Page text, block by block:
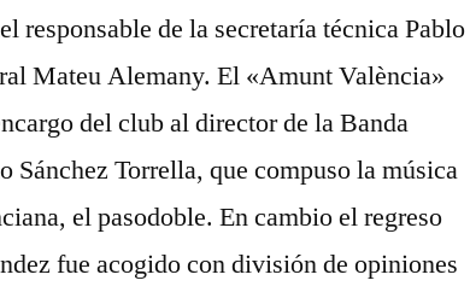
responsable de la secretaría técnica Pablo
Mateu Alemany. El «Amunt València»
del club al director de la Banda
Sánchez Torrella, que compuso la música
el pasodoble. En cambio el regreso
fue acogido con división de opiniones